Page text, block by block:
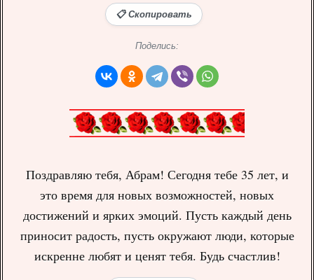
📋 Скопировать
Поделись:
Поздравляю тебя, Абрам! Сегодня тебе 35 лет, и
это время для новых возможностей, новых
достижений и ярких эмоций. Пусть каждый день
приносит радость, пусть окружают люди, которые
искренне любят и ценят тебя. Будь счастлив!